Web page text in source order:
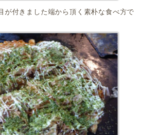
が付きました端から頂く素朴な食べ方で